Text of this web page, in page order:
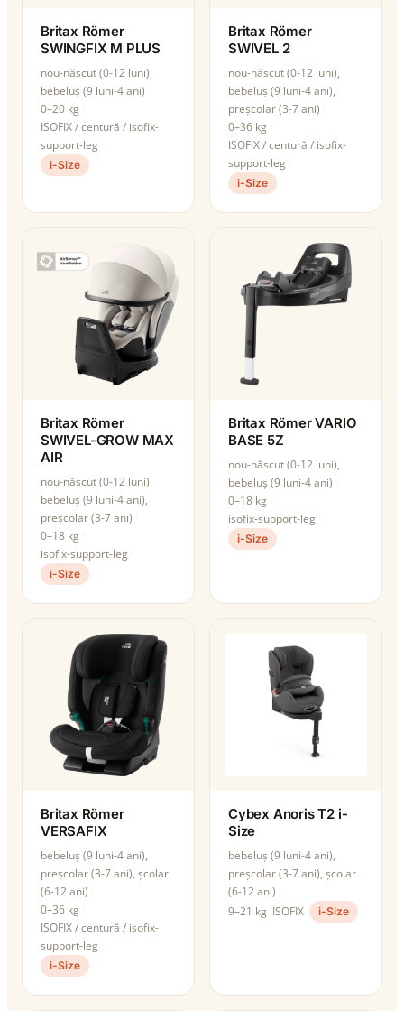
Britax Römer
SWINGFIX M PLUS
nou-născut (0-12 luni),
bebeluș (9 luni-4 ani)
0–20 kg
ISOFIX / centură / isofix-
support-leg
i-Size
Britax Römer
SWIVEL 2
nou-născut (0-12 luni),
bebeluș (9 luni-4 ani),
preșcolar (3-7 ani)
0–36 kg
ISOFIX / centură / isofix-
support-leg
i-Size
Britax Römer
SWIVEL-GROW MAX
AIR
nou-născut (0-12 luni),
bebeluș (9 luni-4 ani),
preșcolar (3-7 ani)
0–18 kg
isofix-support-leg
i-Size
Britax Römer VARIO
BASE 5Z
nou-născut (0-12 luni),
bebeluș (9 luni-4 ani)
0–18 kg
isofix-support-leg
i-Size
Britax Römer
VERSAFIX
bebeluș (9 luni-4 ani),
preșcolar (3-7 ani), școlar
(6-12 ani)
0–36 kg
ISOFIX / centură / isofix-
support-leg
i-Size
Cybex Anoris T2 i-
Size
bebeluș (9 luni-4 ani),
preșcolar (3-7 ani), școlar
(6-12 ani)
9–21 kg ISOFIX i-Size